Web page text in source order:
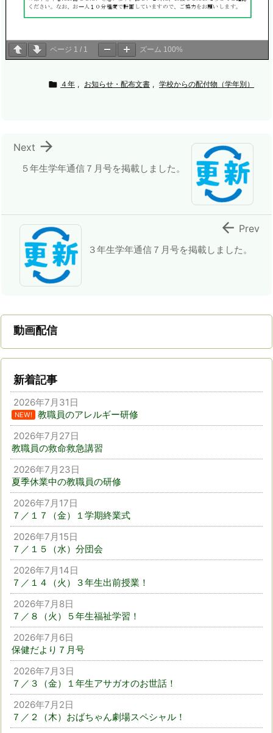
ページ 1 / 1 ズーム 100%
 ４年 , お知らせ・配布文書 , 学校からの配付物（学年別）
５年生学年通信７月号を掲載しました。

Next
３年生学年通信７月号を掲載しました。
 Prev
動画配信
新着記事
2026年7月31日
NEW!
教職員のアレルギー研修
2026年7月27日
教職員の救命救急講習
2026年7月23日
夏季休業中の教職員の研修
2026年7月17日
７／１７（金）１学期終業式
2026年7月15日
７／１５（水）分団会
2026年7月14日
７／１４（火）３年生出前授業！
2026年7月8日
７／８（火）５年生福祉学習！
2026年7月6日
保健だより７月号
2026年7月3日
７／３（金）１年生アサガオのお世話！
2026年7月2日
７／２（木）おばちゃん劇場スペシャル！